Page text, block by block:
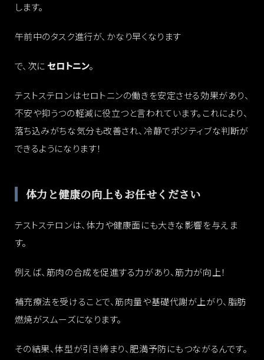
します。
午前中のタスク進行が、かなり早くなります
で、次にセロトニン。
テストステロンはセロトニンの働きを安定させる効果があり、
不安や抑うつの軽減に役立つと言われています。これにより、
落ち込みがちな気分も改善され、冷静でポジティブな判断が
できるようになります！
体力と健康の向上もお任せください
テストステロンは、体力や健康面にも大きな影響を与えま
す。
例えば、筋肉の合成を促進する力があり、筋力が向上！
補充療法を受けることで、筋肉量や基礎代謝が上がり、脂肪
燃焼がスムーズになります。
その結果、体型が引き締まり、肥満予防にもつながるんです。